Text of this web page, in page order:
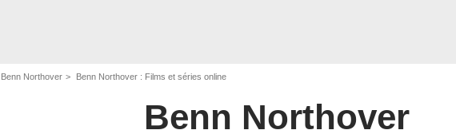
Benn Northover Benn Northover : Films et séries online
Benn Northover